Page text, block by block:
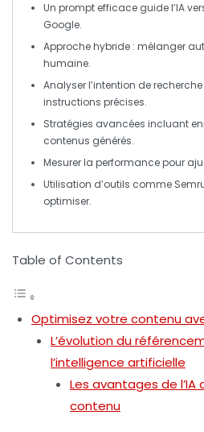
Un prompt efficace guide l’IA
Google.
Approche hybride : mélanger
humaine.
Analyser l’intention de recherche
instructions précises.
Stratégies avancées incluant
contenus générés.
Mesurer la performancepour
Utilisation d’outils comme
optimiser.
Table of Contents
Optimisez votre contenu
L’évolution du
l’intelligence artificielle
Les avantages de
contenu